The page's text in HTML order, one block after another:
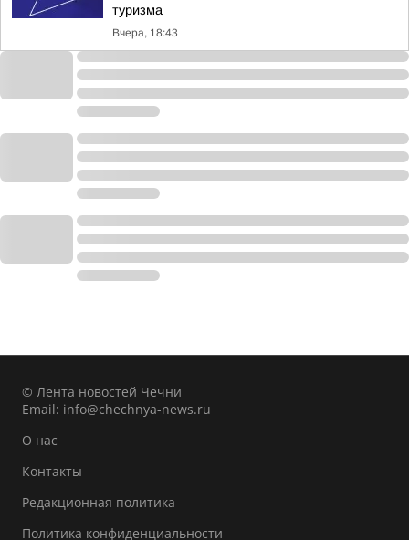
туризма
Вчера, 18:43
© Лента новостей Чечни
Email: info@chechnya-news.ru
О нас
Контакты
Редакционная политика
Политика конфиденциальности